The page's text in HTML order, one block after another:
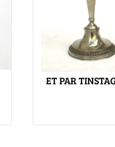
ET PAR